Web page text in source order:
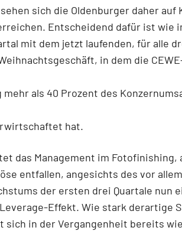
sich die Oldenburger daher auf
Entscheidend dafür ist wie
mit dem jetzt laufenden, für alle
in dem die
mehr als 40 Prozent des
hat.
das Management im Fotofinishing,
entfallen, angesichts des vor
der ersten drei Quartale nun
Effekt. Wie stark derartige
sich in der Vergangenheit bereits